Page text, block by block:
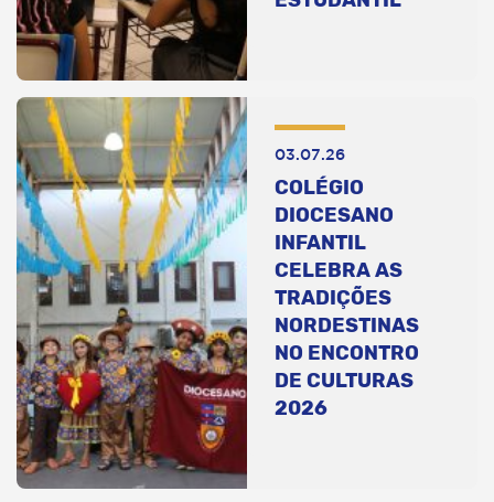
03.07.26
COLÉGIO
DIOCESANO
INFANTIL
CELEBRA AS
TRADIÇÕES
NORDESTINAS
NO ENCONTRO
DE CULTURAS
2026